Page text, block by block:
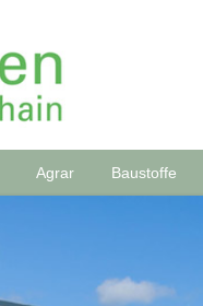
Agrar Baustoffe